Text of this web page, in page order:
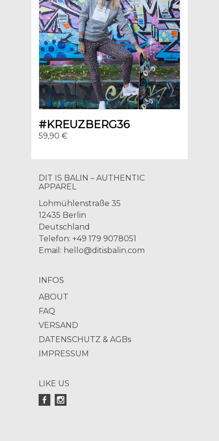
#KREUZBERG36
59,90 €
DIT IS BALIN – AUTHENTIC
APPAREL
Lohmühlenstraße 35
12435 Berlin
Deutschland
Telefon: +49 179 9078051
Email: hello@ditisbalin.com
INFOS
ABOUT
FAQ
VERSAND
DATENSCHUTZ & AGBs
IMPRESSUM
LIKE US